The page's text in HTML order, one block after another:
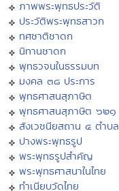
ภาพพระพุทธประวัติ
ประวัติพระพุทธสาวก
ทศชาติชาดก
นิทานชาดก
พุทธวจนในธรรมบท
มงคล ๓๘ ประการ
พุทธศาสนสุภาษิต
พุทธศาสนสุภาษิต ๖๒๑
สังเวชนียสถาน ๔ ตำบล
ปางพระพุทธรูป
พระพุทธรูปสำคัญ
พระพุทธศาสนาในไทย
ทำเนียบวัดไทย